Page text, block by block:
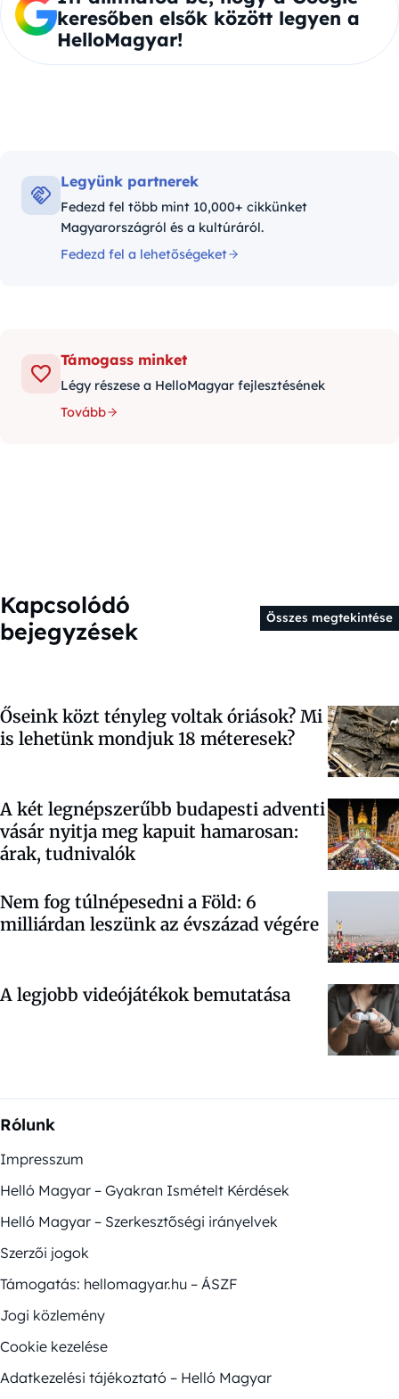
keresőben elsők között legyen a
HelloMagyar!
Legyünk partnerek
Fedezd fel több mint 10,000+ cikkünket
Magyarországról és a kultúráról.
Fedezd fel a lehetőségeket
Támogass minket
Légy részese a HelloMagyar fejlesztésének
Tovább
Kapcsolódó
bejegyzések
Összes megtekintése
Őseink közt tényleg voltak óriások? Mi
is lehetünk mondjuk 18 méteresek?
A két legnépszerűbb budapesti adventi
vásár nyitja meg kapuit hamarosan:
árak, tudnivalók
Nem fog túlnépesedni a Föld: 6
milliárdan leszünk az évszázad végére
A legjobb videójátékok bemutatása
Rólunk
Impresszum
Helló Magyar – Gyakran Ismételt Kérdések
Helló Magyar – Szerkesztőségi irányelvek
Szerzői jogok
Támogatás: hellomagyar.hu – ÁSZF
Jogi közlemény
Cookie kezelése
Adatkezelési tájékoztató – Helló Magyar